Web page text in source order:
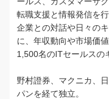
転職支援と情報発信を行
企業との対話や日々の
に、年収動向や市場価
1,500名のITセールスの
野村證券、マクニカ、
パンを経て独立。